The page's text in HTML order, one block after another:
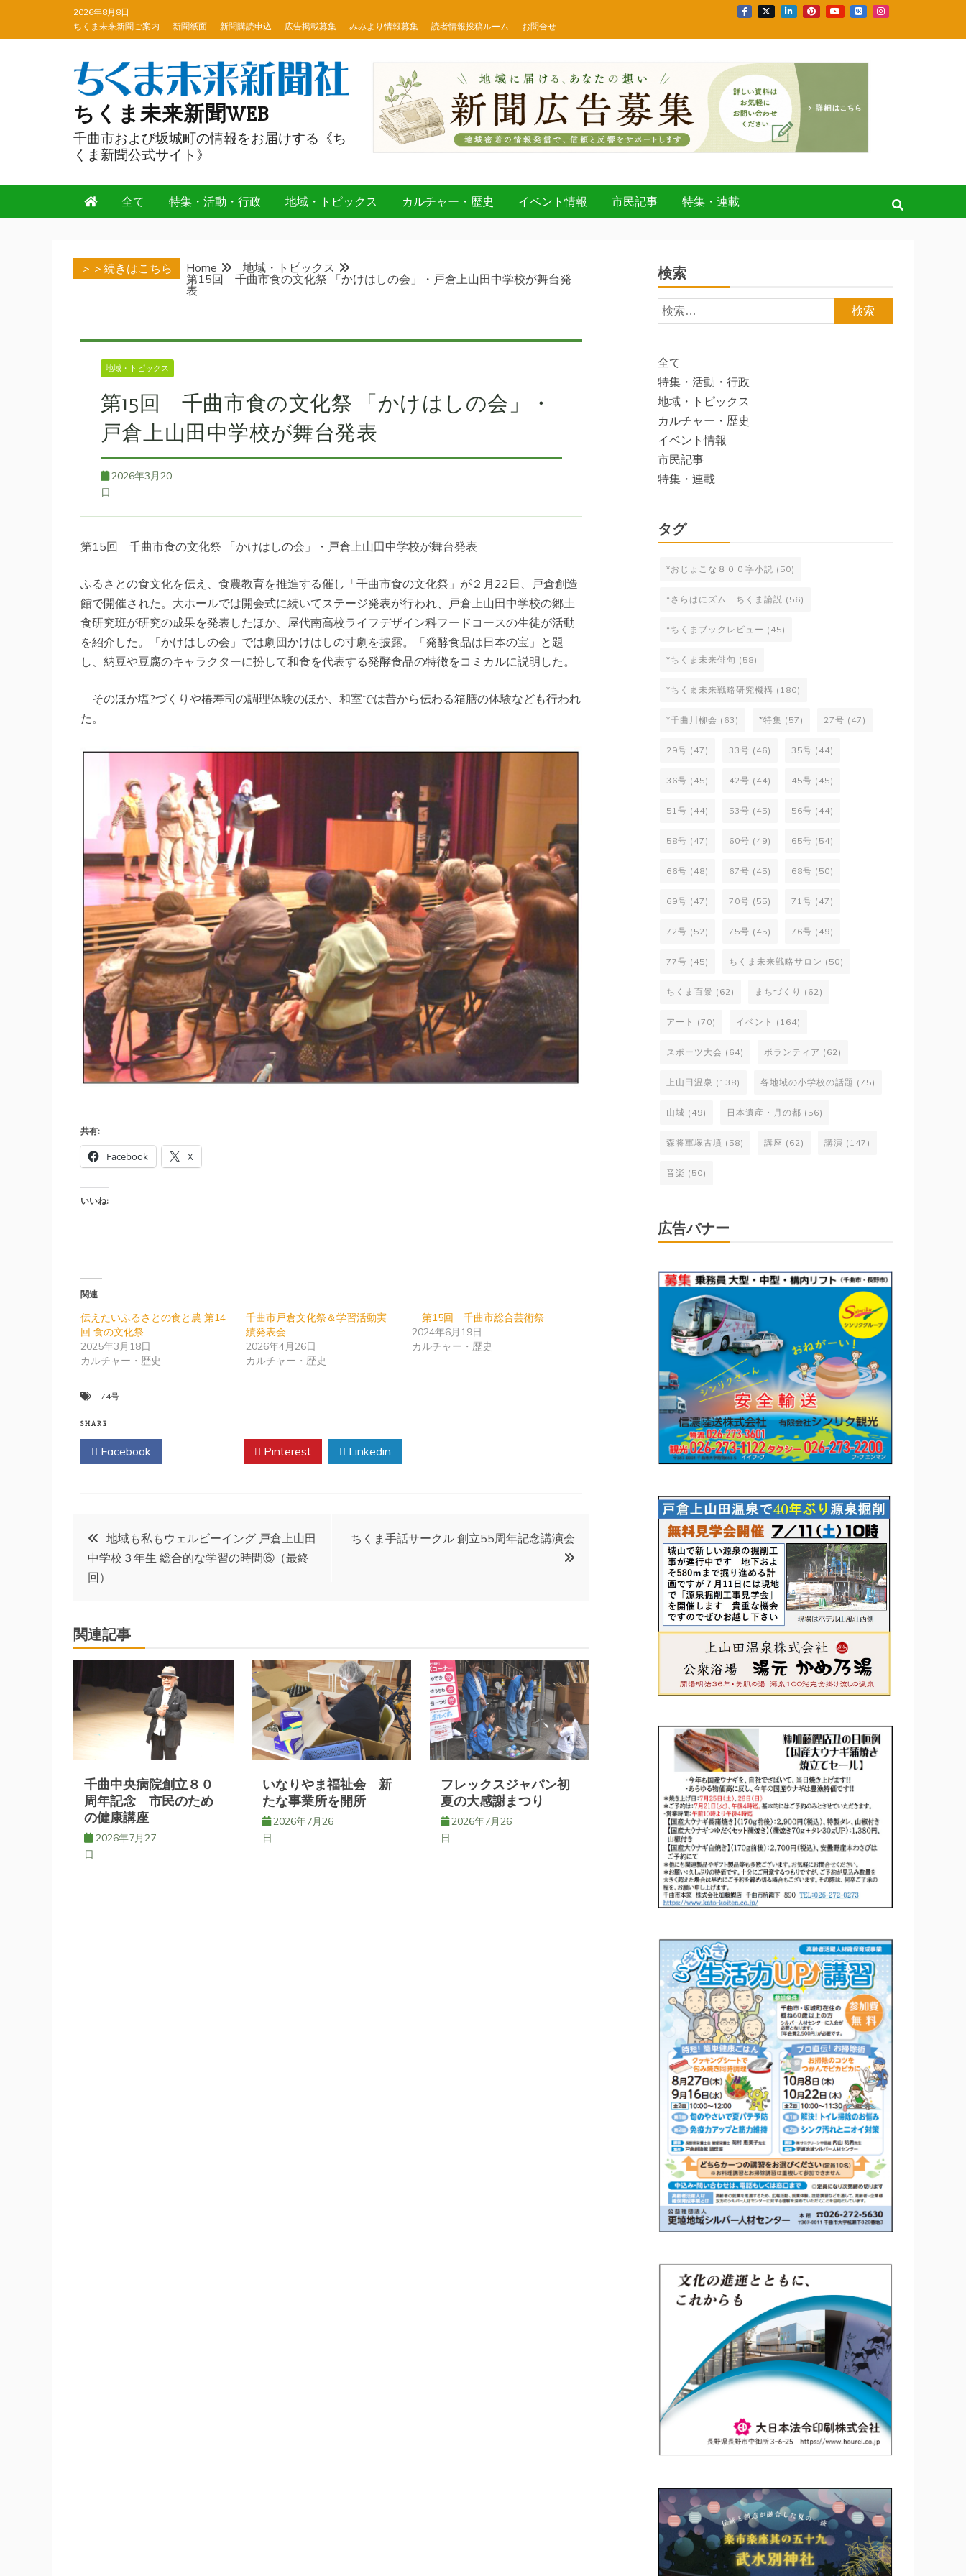
2026年8月8日
ちくま未来新聞ご案内
新聞紙面 新聞購読申込 広告掲載募集 みみより情報募集 読者情報投稿ルーム お問合せ
ちくま未来新聞WEB
千曲市および坂城町の情報をお届けする《ち
くま新聞公式サイト》
全て 特集・活動・行政 地域・トピックス カルチャー・歴史 イベント情報 市民記事 特集・連載
＞＞続きはこちら Home
地域・トピックス
第15回 千曲市食の文化祭 「かけはしの会」・戸倉上山田中学校が舞台発
表
地域・トピックス
第15回 千曲市食の文化祭 「かけはしの会」・
戸倉上山田中学校が舞台発表
2026年3月20
日
第15回 千曲市食の文化祭 「かけはしの会」・戸倉上山田中学校が舞台発表
ふるさとの食文化を伝え、食農教育を推進する催し「千曲市食の文化祭」が２月22日、戸倉創造
館で開催された。大ホールでは開会式に続いてステージ発表が行われ、戸倉上山田中学校の郷土
食研究班が研究の成果を発表したほか、屋代南高校ライフデザイン科フードコースの生徒が活動
を紹介した。「かけはしの会」では劇団かけはしの寸劇を披露。「発酵食品は日本の宝」と題
し、納豆や豆腐のキャラクターに扮して和食を代表する発酵食品の特徴をコミカルに説明した。
そのほか塩?づくりや椿寿司の調理体験のほか、和室では昔から伝わる箱膳の体験なども行われ
た。
共有:
Facebook X
いいね:
関連
伝えたいふるさとの食と農 第14
回 食の文化祭
2025年3月18日
カルチャー・歴史
千曲市戸倉文化祭＆学習活動実
績発表会
2026年4月26日
カルチャー・歴史
第15回 千曲市総合芸術祭
2024年6月19日
カルチャー・歴史
74号
SHARE
Facebook Pinterest Linkedin
投
稿
ビ
ゲ
ー
シ
ョ
ン
地域も私もウェルビーイング 戸倉上山田
中学校３年生 総合的な学習の時間⑥（最終
回）
ちくま手話サークル 創立55周年記念講演会
関連記事
千曲中央病院創立８０
周年記念 市民のため
の健康講座
2026年7月27
日
いなりやま福祉会 新
たな事業所を開所
2026年7月26
日
フレックスジャパン初
夏の大感謝まつり
2026年7月26
日
検索
検
索:
全て
特集・活動・行政
地域・トピックス
カルチャー・歴史
イベント情報
市民記事
特集・連載
タグ
*おじょこな８００字小説 (50)
*さらはにズム ちくま論説 (56)
*ちくまブックレビュー (45)
*ちくま未来俳句 (58)
*ちくま未来戦略研究機構 (180)
*千曲川柳会 (63) *特集 (57) 27号 (47)
29号 (47) 33号 (46) 35号 (44)
36号 (45) 42号 (44) 45号 (45)
51号 (44) 53号 (45) 56号 (44)
58号 (47) 60号 (49) 65号 (54)
66号 (48) 67号 (45) 68号 (50)
69号 (47) 70号 (55) 71号 (47)
72号 (52) 75号 (45) 76号 (49)
77号 (45) ちくま未来戦略サロン (50)
ちくま百景 (62) まちづくり (62)
アート (70) イベント (164)
スポーツ大会 (64) ボランティア (62)
上山田温泉 (138) 各地域の小学校の話題 (75)
山城 (49) 日本遺産・月の都 (56)
森将軍塚古墳 (58) 講座 (62) 講演 (147)
音楽 (50)
広告バナー